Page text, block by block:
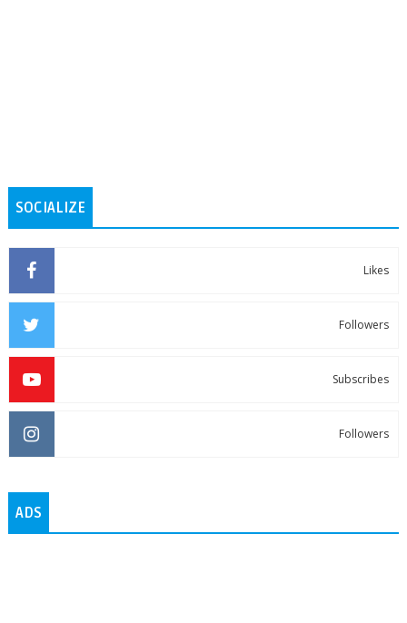
SOCIALIZE
Likes
Followers
Subscribes
Followers
ADS